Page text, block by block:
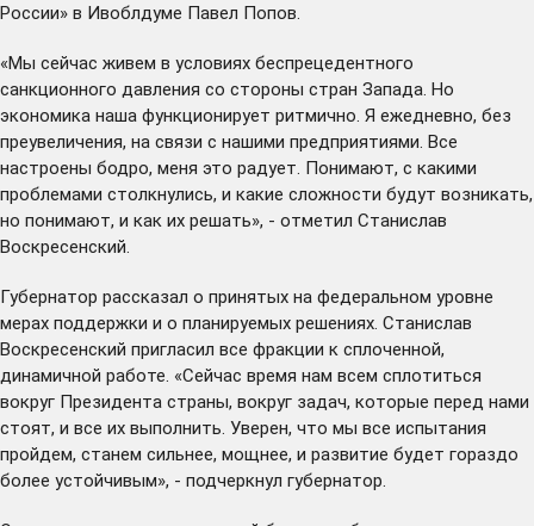
России» в Ивоблдуме Павел Попов.
«Мы сейчас живем в условиях беспрецедентного
санкционного давления со стороны стран Запада. Но
экономика наша функционирует ритмично. Я ежедневно, без
преувеличения, на связи с нашими предприятиями. Все
настроены бодро, меня это радует. Понимают, с какими
проблемами столкнулись, и какие сложности будут возникать,
но понимают, и как их решать», - отметил Станислав
Воскресенский.
Губернатор рассказал о принятых на федеральном уровне
мерах поддержки и о планируемых решениях. Станислав
Воскресенский пригласил все фракции к сплоченной,
динамичной работе. «Сейчас время нам всем сплотиться
вокруг Президента страны, вокруг задач, которые перед нами
стоят, и все их выполнить. Уверен, что мы все испытания
пройдем, станем сильнее, мощнее, и развитие будет гораздо
более устойчивым», - подчеркнул губернатор.